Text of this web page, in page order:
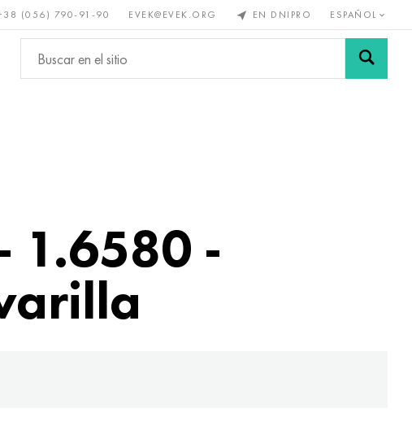
(056) 790-91-90 EVEK@EVEK.ORG EN DNIPRO ESPAÑOL
no
ferrosos
Aleación de Mallas y
1.6580 -